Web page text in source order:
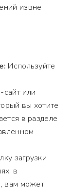
извне
Используйте
или
вы хотите
в разделе
загрузки
в
вам может